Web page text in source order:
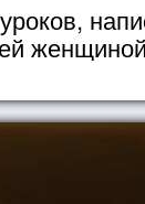
женщиной